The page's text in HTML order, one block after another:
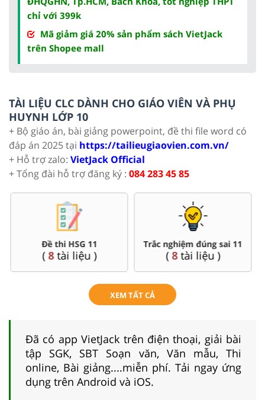
chỉ với 399k
Mã giảm giá 20% sản phẩm sách VietJack
trên Shopee mall
TÀI LIỆU CLC DÀNH CHO GIÁO VIÊN VÀ PHỤ
HUYNH LỚP 10
+ Bộ giáo án, bài giảng powerpoint, đề thi file word có
đáp án 2025 tại https://tailieugiaovien.com.vn/
+ Hỗ trợ zalo: VietJack Official
+ Tổng đài hỗ trợ đăng ký : 084 283 45 85
Đề thi HSG 11
(8tài liệu )
Trắc nghiệm đúng sai 11
(8tài liệu )
XEM TẤT CẢ
Đã có app VietJack trên điện thoại, giải bài
tập SGK, SBT Soạn văn, Văn mẫu, Thi
online, Bài giảng....miễn phí. Tải ngay ứng
dụng trên Android và iOS.